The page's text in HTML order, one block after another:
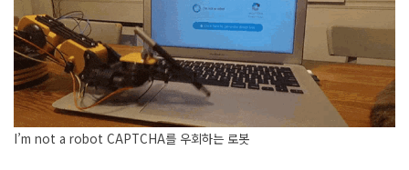
I’m not a robot CAPTCHA를 우회하는 로봇